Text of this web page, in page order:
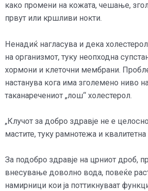
како промени на кожата, чешање,
првут или кршливи нокти.
Ненадиќ нагласува и дека
на организмот, туку неопходна
хормони и клеточни мембрани.
настанува кога има зголемено ниво
таканаречениот „лош“ холестерол.
„Клучот за добро здравје не е
мастите, туку рамнотежа и квалитетна
За подобро здравје на црниот дроб,
внесување доволно вода, повеќе
намирници кои ја поттикнуваат